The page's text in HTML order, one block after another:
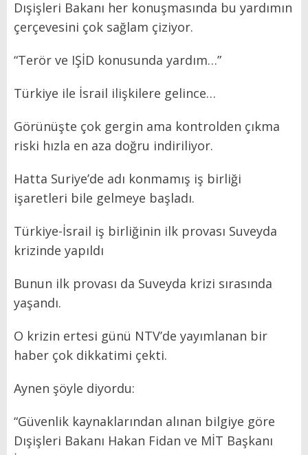
Dışişleri Bakanı her konuşmasında bu yardımın
çerçevesini çok sağlam çiziyor.
“Terör ve IŞİD konusunda yardım…”
Türkiye ile İsrail ilişkilere gelince…
Görünüşte çok gergin ama kontrolden çıkma
riski hızla en aza doğru indiriliyor.
Hatta Suriye’de adı konmamış iş birliği
işaretleri bile gelmeye başladı.
Türkiye-İsrail iş birliğinin ilk provası Suveyda
krizinde yapıldı
Bunun ilk provası da Suveyda krizi sırasında
yaşandı.
O krizin ertesi günü NTV’de yayımlanan bir
haber çok dikkatimi çekti.
Aynen şöyle diyordu:
“Güvenlik kaynaklarından alınan bilgiye göre
Dışişleri Bakanı Hakan Fidan ve MİT Başkanı